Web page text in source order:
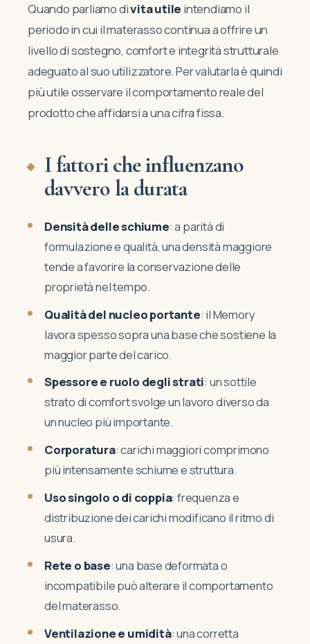
Quando parliamo divita utile intendiamo il
periodo in cui il materasso continua a offrire un
livello di sostegno, comfort e integrità strutturale
adeguato al suo utilizzatore. Per valutarla è quindi
più utile osservare il comportamento reale del
prodotto che affidarsi a una cifra fissa.
I fattori che influenzano
davvero la durata
Densità delle schiume: a parità di
formulazione e qualità, una densità maggiore
tende a favorire la conservazione delle
proprietà nel tempo.
Qualità del nucleo portante: il Memory
lavora spesso sopra una base che sostiene la
maggior parte del carico.
Spessore e ruolo degli strati: un sottile
strato di comfort svolge un lavoro diverso da
un nucleo più importante.
Corporatura: carichi maggiori comprimono
più intensamente schiume e struttura.
Uso singolo o di coppia: frequenza e
distribuzione dei carichi modificano il ritmo di
usura.
Rete o base: una base deformata o
incompatibile può alterare il comportamento
del materasso.
Ventilazione e umidità: una corretta